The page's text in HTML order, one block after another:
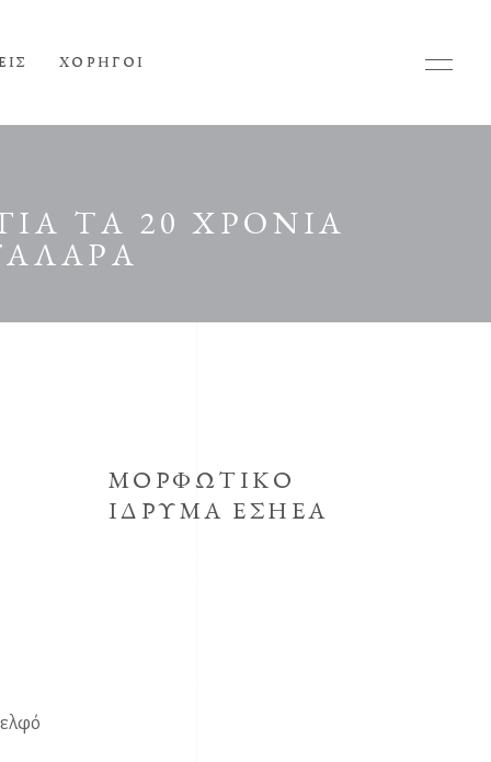
ΧΟΡΗΓΟΙ
ΤΑ 20 ΧΡΟΝΙΑ
ΜΟΡΦΩΤΙΚΟ
ΙΔΡΥΜΑ ΕΣΗΕΑ